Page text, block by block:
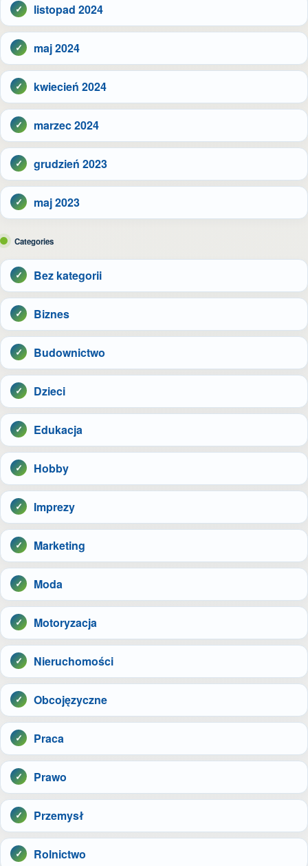
listopad 2024
maj 2024
kwiecień 2024
marzec 2024
grudzień 2023
maj 2023
Categories
Bez kategorii
Biznes
Budownictwo
Dzieci
Edukacja
Hobby
Imprezy
Marketing
Moda
Motoryzacja
Nieruchomości
Obcojęzyczne
Praca
Prawo
Przemysł
Rolnictwo